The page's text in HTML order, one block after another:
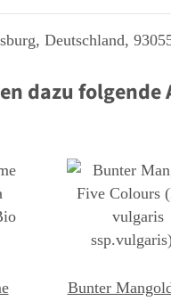
Deutschland,
dazu folgende
Bunter